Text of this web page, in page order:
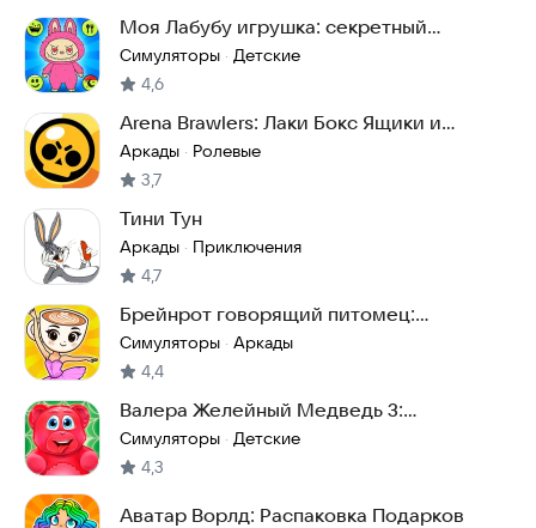
Моя Лабубу игрушка: секретный
оригинал для детей
Симуляторы · Детские
4,6
Arena Brawlers: Лаки Бокс Ящики и
Бравлеры
Аркады · Ролевые
3,7
Тини Тун
Аркады · Приключения
4,7
Брейнрот говорящий питомец:
итальянские животные
Симуляторы · Аркады
4,4
Валера Желейный Медведь 3:
виртуальный питомец
Симуляторы · Детские
4,3
Аватар Ворлд: Распаковка Подарков